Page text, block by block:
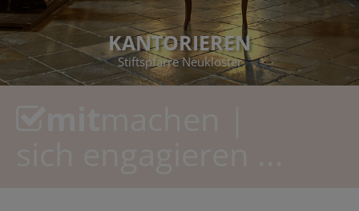
KANTORIEREN
Stiftspfarre Neukloster